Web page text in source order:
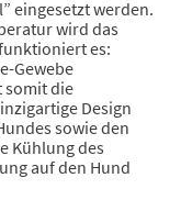
eingesetzt werden.
wird das
es:
Gewebe
somit die
Design
sowie den
Kühlung des
auf den Hund